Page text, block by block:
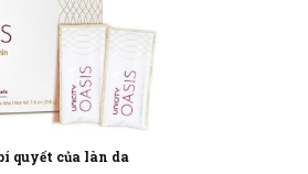
quyết của làn da